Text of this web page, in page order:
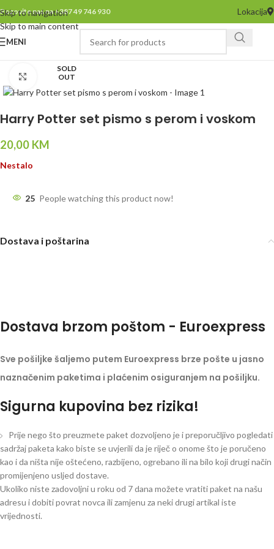
Skip to navigation
Skip to main content
Pozovite nas na +387 49 746 930 Lokacija
MENI
SOLD
OUT
Click to enlarge
Harry Potter set pismo s perom i voskom
20,00 KM
Nestalo
25 People watching this product now!
Dostava i poštarina
Dostava brzom poštom - Euroexpress
Sve pošiljke šaljemo putem Euroexpress brze pošte u jasno
naznačenim paketima i plaćenim osiguranjem na pošiljku.
Sigurna kupovina bez rizika!
Prije nego što preuzmete paket dozvoljeno je i preporučljivo pogledati
sadržaj paketa kako biste se uvjerili da je riječ o onome što je poručeno
kao i da ništa nije oštećeno, razbijeno, ogrebano ili na bilo koji drugi način
promijenjeno usljed dostave.
Ukoliko niste zadovoljni u roku od 7 dana možete vratiti paket na našu
adresu i dobiti povrat novca ili zamjenu za neki drugi artikal iste
vrijednosti.